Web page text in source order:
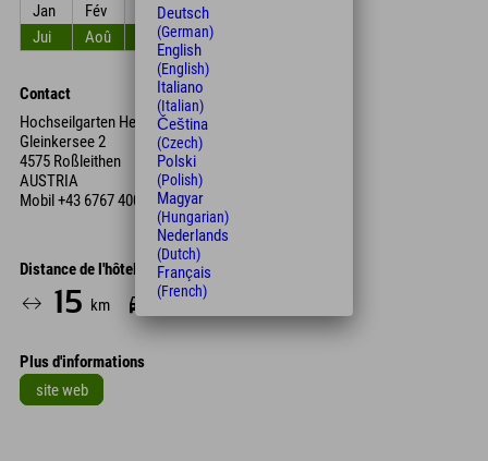
Jan
Fév Mar Avr
Jui
Aoû Sep Oct
Contact
Hochseilgarten Hexenkessel - Fels Hochseilgarten
Gleinkersee 2
4575 Roßleithen
AUSTRIA
Mobil+43 6767 400 250
Distance de l'hôtel
15 km 18 Min.
Plus d'informations
site web
Deutsch
(German)
English
(English)
Italiano
(Italian)
Čeština
(Czech)
Polski
(Polish)
Magyar
(Hungarian)
Nederlands
(Dutch)
Français
(French)